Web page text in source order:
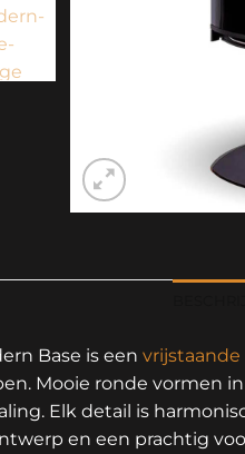
Base is een
Mooie ronde vormen
Elk detail is
en een prachtig